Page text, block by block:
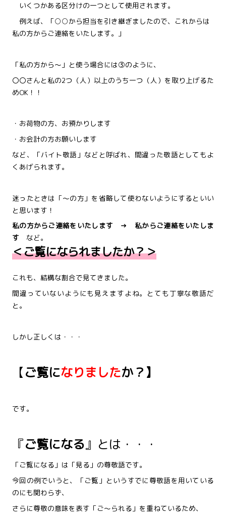
いくつかある区分けの一つとして使用されます。
例えば、「○○から担当を引き継ぎましたので、これからは
私の方からご連絡をいたします。」
「私の方から～」と使う場合には③のように、
〇〇さんと私の2つ（人）以上のうち一つ（人）を取り上げるた
めOK！！
・お荷物の方、お預かりします
・お会計の方お願いします
など、「バイト敬語」などと呼ばれ、間違った敬語としてもよ
くあげられます。
迷ったときは「～の方」を省略して使わないようにするといい
と思います！
私の方からご連絡をいたします → 私からご連絡をいたしま
す など。
＜ご覧になられましたか？＞
これも、結構な割合で見てきました。
間違っていないようにも見えますよね。とても丁寧な敬語だ
と。
しかし正しくは・・・
【ご覧になりましたか？】
です。
『ご覧になる』とは・・・
「ご覧になる」は「見る」の尊敬語です。
今回の例でいうと、「ご覧」というすでに尊敬語を用いている
のにも関わらず、
さらに尊敬の意味を表す「ご～られる」を重ねているため、